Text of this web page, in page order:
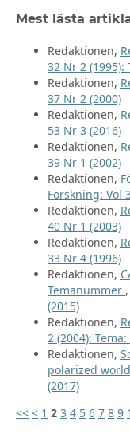
Mest lästa
Redaktionen,
32 Nr 2
Redaktionen,
37 Nr 2 (2000)
Redaktionen,
53 Nr 3 (2016)
Redaktionen,
39 Nr 1 (2002)
Redaktionen,
Forskning: Vol
Redaktionen,
40 Nr 1 (2003)
Redaktionen,
33 Nr 4 (1996)
Redaktionen,
Temanummer ,
(2015)
Redaktionen,
2 (2004):
Redaktionen,
polarized world
(2017)
<< < 1 2 3 4 5 6 7 8 9